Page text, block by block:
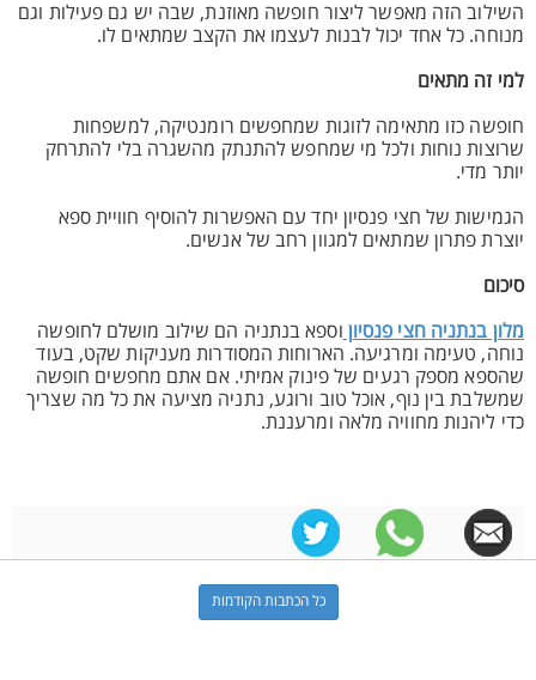
השילוב הזה מאפשר ליצור חופשה מאוזנת, שבה יש גם פעילות וגם
מנוחה. כל אחד יכול לבנות לעצמו את הקצב שמתאים לו.
למי זה מתאים
חופשה כזו מתאימה לזוגות שמחפשים רומנטיקה, למשפחות
שרוצות נוחות ולכל מי שמחפש להתנתק מהשגרה בלי להתרחק
יותר מדי.
הגמישות של חצי פנסיון יחד עם האפשרות להוסיף חוויית ספא
יוצרת פתרון שמתאים למגוון רחב של אנשים.
סיכום
מלון בנתניה חצי פנסיון וספא בנתניה הם שילוב מושלם לחופשה
נוחה, טעימה ומרגיעה. הארוחות המסודרות מעניקות שקט, בעוד
שהספא מספק רגעים של פינוק אמיתי. אם אתם מחפשים חופשה
שמשלבת בין נוף, אוכל טוב ורוגע, נתניה מציעה את כל מה שצריך
כדי ליהנות מחוויה מלאה ומרעננת.
כל הכתבות הקודמות